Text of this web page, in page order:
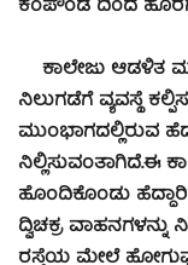
ಕಂಪೌಂಡ ದಿಂದ ಹೊರಗಡೆ
ಕಾಲೇಜು ಆಡಳಿತ
ನಿಲುಗಡೆಗೆ ವ್ಯವಸ್ಥೆ
ಮುಂಭಾಗದಲ್ಲಿರುವ
ನಿಲ್ಲಿಸುವಂತಾಗಿದೆ.ಈ
ಹೊಂದಿಕೊಂಡು
ದ್ವಿಚಕ್ರ ವಾಹನಗಳನ್ನು